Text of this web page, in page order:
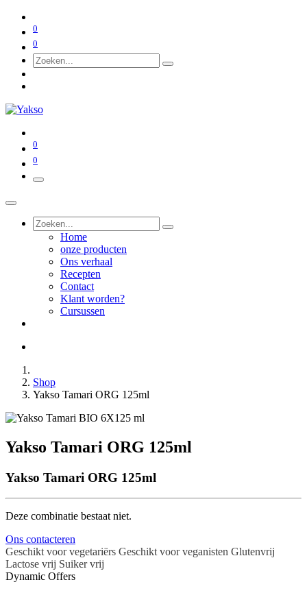
0
0
0
0
Home
onze producten
Ons verhaal
Recepten
Contact
Klant worden?
Cursussen
Shop
Yakso Tamari ORG 125ml
Yakso Tamari ORG 125ml
Yakso Tamari ORG 125ml
Deze combinatie bestaat niet.
Ons contacteren
Geschikt voor vegetariërs Geschikt voor veganisten Glutenvrij
Lactose vrij Suiker vrij
Dynamic Offers